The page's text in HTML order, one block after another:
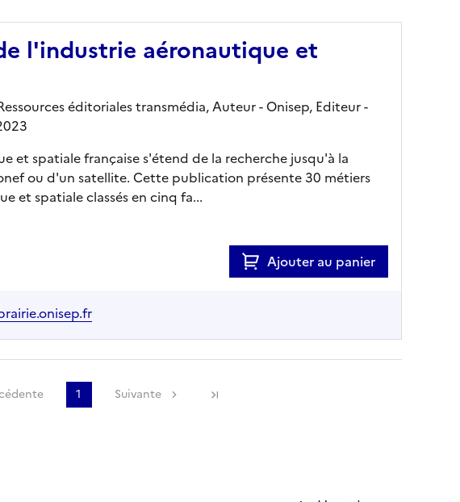
l'industrie aéronautique et
éditoriales transmédia, Auteur - Onisep, Editeur-
et spatiale française s'étend de la recherche jusqu'à la
ou d'un satellite. Cette publication présente 30 métiers
et spatiale classés en cinq fa...
Ajouter au panier
1 Suivante